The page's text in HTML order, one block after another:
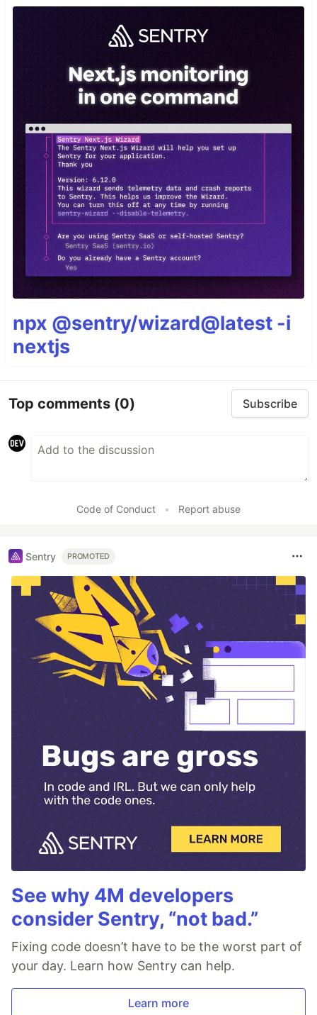
npx @sentry/wizard@latest -i
nextjs
Top comments (0) Subscribe
Code of Conduct • Report abuse
Sentry PROMOTED
See why 4M developers
consider Sentry, “not bad.”
Fixing code doesn’t have to be the worst part of
your day. Learn how Sentry can help.
Learn more